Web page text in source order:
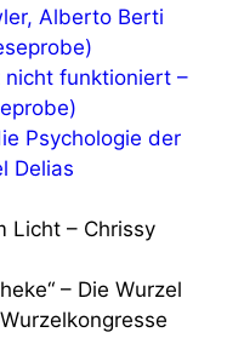
Alberto Berti
nicht funktioniert –
Psychologie der
Delias
Licht – Chrissy
– Die Wurzel